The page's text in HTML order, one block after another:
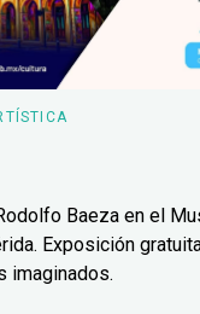
Baeza en el
Exposición
imaginados.